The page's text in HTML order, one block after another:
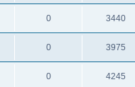
0 3440
0 3975
0 4245